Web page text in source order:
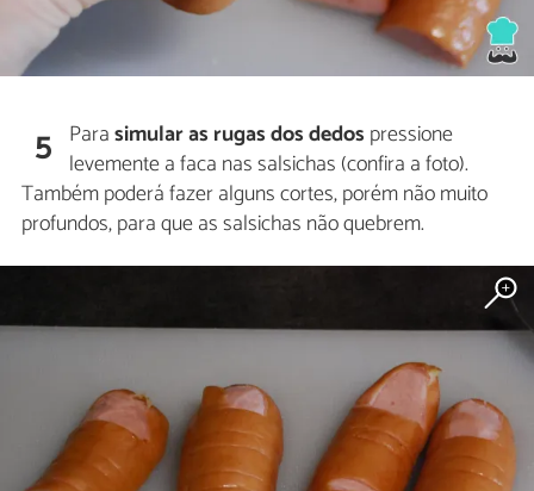
5 Parasimular as rugas dos dedos pressione
levemente a faca nas salsichas (confira a foto).
Também poderá fazer alguns cortes, porém não muito
profundos, para que as salsichas não quebrem.